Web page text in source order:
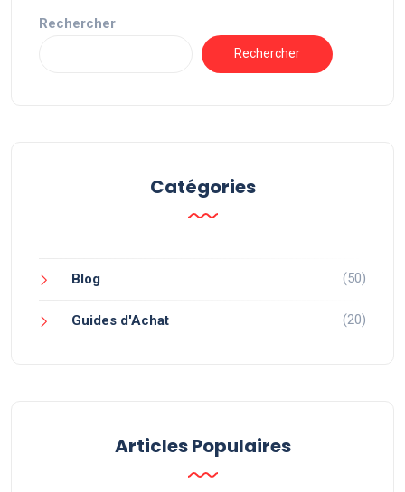
Rechercher
Rechercher
Catégories
Blog (50)
Guides d'Achat (20)
Articles Populaires